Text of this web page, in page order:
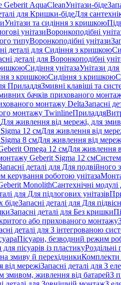
Geberit AquaCleanУнітази-біде
для Кришки-бідеДля
Унітази та сидіння з кришкою
унітазиВоронкоподібні
типуВоронкоподібні унітази
деталі для Сидіння з кришкою
деталі для Воронкоподібні
Сидіння унітазаУнітази для
з кришкоюСидіння з кришкою
ПриладдяЗмивні клавіші та
бачків прихованого
монтажу DeltaЗапасні
монтажу TwinlineПриладдя
Для живлення від мережі, для
12 смДля живлення від
8 смДля живлення від
Omega 12 смДля живлення
Geberit Sigma 12 см
деталі для Для подвійного
керування роботою унітаза
MonolithСантехнічні модулі
для Для підлогових унітазів
бідеЗапасні деталі для Для
Запасні деталі для Без кришки
або прихованого монтажу
деталі для З інтегрованою
Пісуари, безводний режим
пісуарів із пластикуРоздільні
змиву й перехідникиКомплекти
мережіЗапасні деталі для З
змивом, живлення від батарейЗ